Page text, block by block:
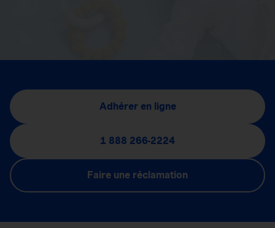
Adhérer en ligne
1 888 266-2224
Faire une réclamation